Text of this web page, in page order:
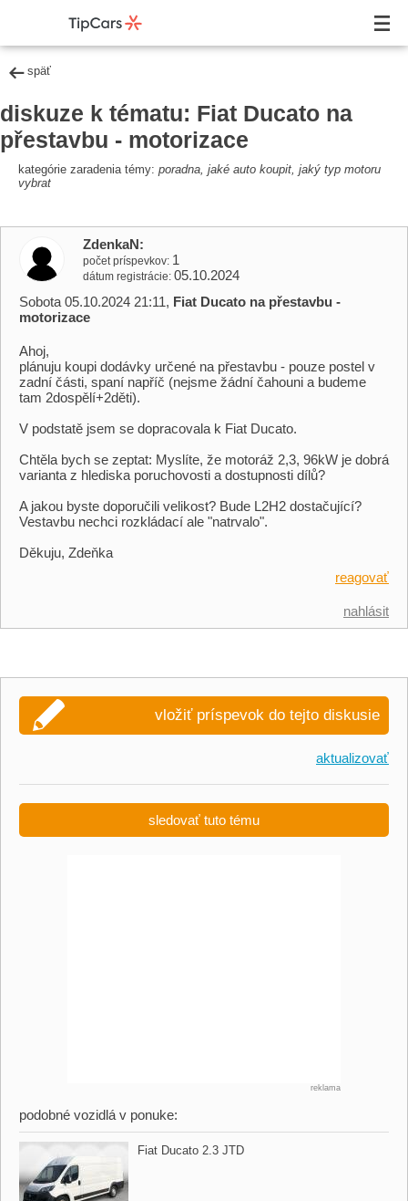
späť
diskuze k tématu: Fiat Ducato na
přestavbu - motorizace
kategórie zaradenia témy: poradna, jaké auto koupit, jaký typ motoru
vybrat
ZdenkaN
počet príspevkov 1
dátum registrácie 05.10.2024
Sobota 05.10.2024 21:11, Fiat Ducato na přestavbu -
motorizace
Ahoj,
plánuju koupi dodávky určené na přestavbu - pouze postel v
zadní části, spaní napříč (nejsme žádní čahouni a budeme
tam 2dospělí+2děti).
V podstatě jsem se dopracovala k Fiat Ducato.
Chtěla bych se zeptat: Myslíte, že motoráž 2,3, 96kW je dobrá
varianta z hlediska poruchovosti a dostupnosti dílů?
A jakou byste doporučili velikost? Bude L2H2 dostačující?
Vestavbu nechci rozkládací ale "natrvalo".
Děkuju, Zdeňka
reagovať
nahlásit
vložiť príspevok do tejto diskusie
aktualizovať
sledovať tuto tému
reklama
podobné vozidlá v ponuke:
Fiat Ducato 2.3 JTD